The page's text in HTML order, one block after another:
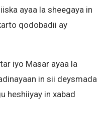
ayaa la sheegaya in
qodobadii ay
iyo Masar ayaa la
in sii deysmada
heshiiyay in xabad